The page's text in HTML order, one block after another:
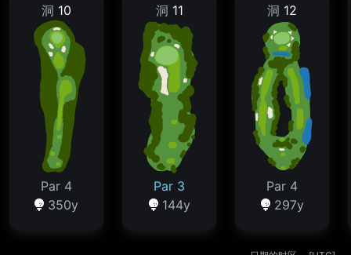
洞 10
Par 4
350y
洞 11
Par 3
144y
洞 12
Par 4
297y